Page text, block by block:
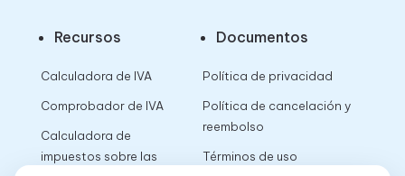
Recursos
Calculadora de IVA
Comprobador de IVA
Calculadora de
impuestos sobre las
Documentos
Política de privacidad
Política de cancelación y
reembolso
Términos de uso